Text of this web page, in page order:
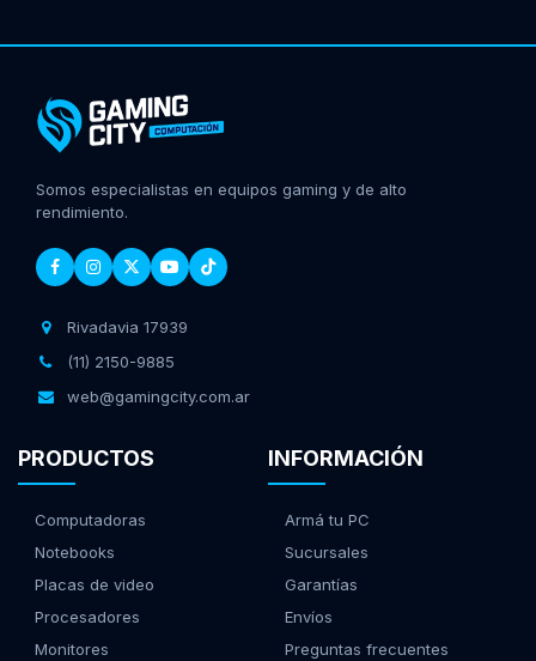
Somos especialistas en equipos gaming y de alto
rendimiento.
Rivadavia 17939
(11) 2150-9885
web@gamingcity.com.ar
PRODUCTOS
Computadoras
Notebooks
Placas de video
Procesadores
Monitores
INFORMACIÓN
Armá tu PC
Sucursales
Garantías
Envíos
Preguntas frecuentes